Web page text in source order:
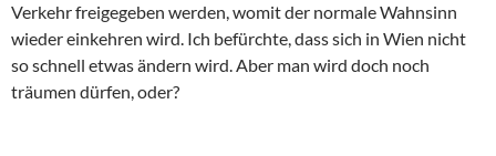
Verkehr freigegeben werden, womit der normale Wahnsinn
wieder einkehren wird. Ich befürchte, dass sich in Wien nicht
so schnell etwas ändern wird. Aber man wird doch noch
träumen dürfen, oder?